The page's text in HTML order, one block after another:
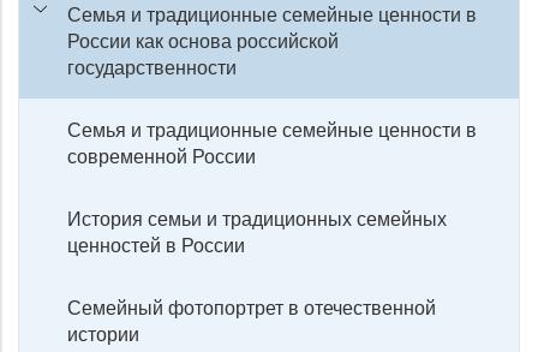
Семья и традиционные семейные ценности в
России как основа российской
государственности
Семья и традиционные семейные ценности в
современной России
История семьи и традиционных семейных
ценностей в России
Семейный фотопортрет в отечественной
истории